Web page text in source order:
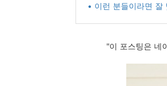
• 이런 분들이라면 잘
"이 포스팅은 네